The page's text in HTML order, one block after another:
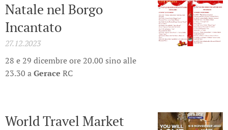
Natale nel Borgo
Incantato
27.12.2023
28 e 29 dicembre ore 20.00 sino alle
23.30 aGerace RC
World Travel Market